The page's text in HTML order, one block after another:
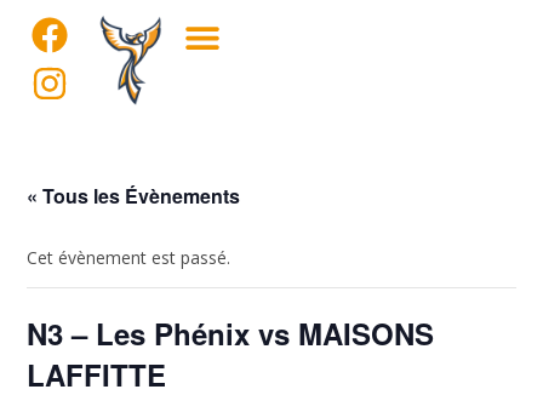
« Tous les Évènements
Cet évènement est passé.
N3 – Les Phénix vs MAISONS
LAFFITTE